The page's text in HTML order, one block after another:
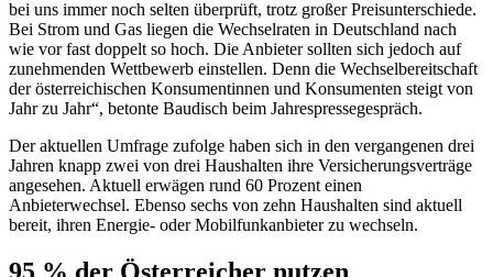
bei uns immer noch selten überprüft, trotz großer Preisunterschiede.
Bei Strom und Gas liegen die Wechselraten in Deutschland nach
wie vor fast doppelt so hoch. Die Anbieter sollten sich jedoch auf
zunehmenden Wettbewerb einstellen. Denn die Wechselbereitschaft
der österreichischen Konsumentinnen und Konsumenten steigt von
Jahr zu Jahr“, betonte Baudisch beim Jahrespressegespräch.
Der aktuellen Umfrage zufolge haben sich in den vergangenen drei
Jahren knapp zwei von drei Haushalten ihre Versicherungsverträge
angesehen. Aktuell erwägen rund 60 Prozent einen
Anbieterwechsel. Ebenso sechs von zehn Haushalten sind aktuell
bereit, ihren Energie- oder Mobilfunkanbieter zu wechseln.